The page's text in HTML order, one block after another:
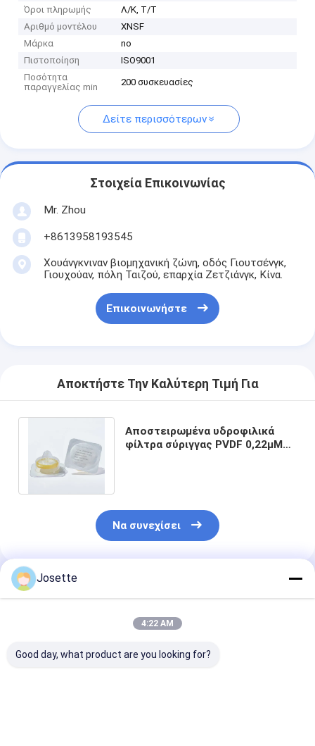
Όροι πληρωμής
Λ/Κ, Τ/Τ
Αριθμό μοντέλου
XNSF
Μάρκα
no
Πιστοποίηση
ISO9001
Ποσότητα
παραγγελίας min
200 συσκευασίες
Δείτε περισσότερων
Στοιχεία Επικοινωνίας
Mr. Zhou
+8613958193545
Χουάνγκνιναν βιομηχανική ζώνη, οδός Γιουτσένγκ,
Γιουχούαν, πόλη Ταιζού, επαρχία Ζετζιάνγκ, Κίνα.
Επικοινωνήστε
Αποκτήστε Την Καλύτερη Τιμή Για
Αποστειρωμένα υδροφιλικά
φίλτρα σύριγγας PVDF 0,22μM
Να συνεχίσει
Συνιστώμενα Προϊόντα
Josette
4:22 AM
Good day, what product are you looking for?